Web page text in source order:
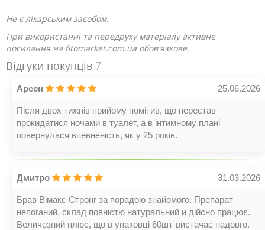
Не є лікарським засобом.
При використанні та передруку матеріалу активне
посилання на fitomarket.com.ua обов'язкове.
Відгуки покупців 7
Арсен 25.06.2026
Після двох тижнів прийому помітив, що перестав
прокидатися ночами в туалет, а в інтимному плані
повернулася впевненість, як у 25 років.
Дмитро 31.03.2026
Брав Вімакс Стронг за порадою знайомого. Препарат
непоганий, склад повністю натуральний и дійсно працює.
Величезний плюс, що в упаковці 60шт-вистачає надовго.